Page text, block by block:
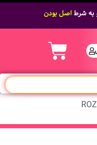
به شرطاصل بودن